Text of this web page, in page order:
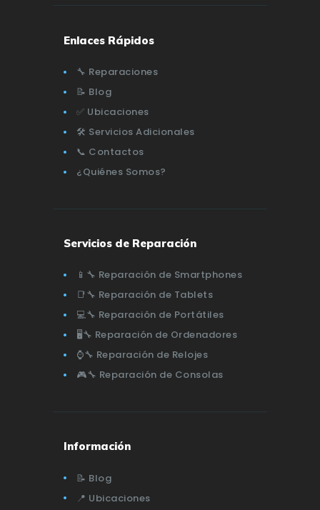
Enlaces Rápidos
🔧 Reparaciones
📝 Blog
✅ Ubicaciones
🛠️ Servicios Adicionales
📞 Contactos
¿Quiénes Somos?
Servicios de Reparación
📱🔧 Reparación de Smartphones
📑🔧 Reparación de Tablets
💻🔧 Reparación de Portátiles
🖥️🔧 Reparación de Ordenadores
⌚🔧 Reparación de Relojes
🎮🔧 Reparación de Consolas
Información
📝 Blog
📍 Ubicaciones